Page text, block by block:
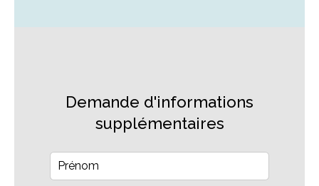
Demande d'informations
supplémentaires